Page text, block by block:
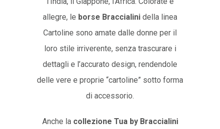
allegre, le borse Braccialini della linea
Cartoline sono amate dalle donne per il
loro stile irriverente, senza trascurare i
dettagli e l’accurato design, rendendole
delle vere e proprie “cartoline” sotto forma
di accessorio.
Anche la collezione Tua by Braccialini